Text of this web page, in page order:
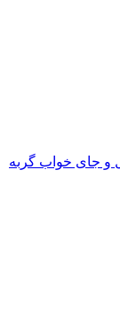
و جای خواب گربه